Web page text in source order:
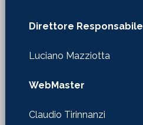
Direttore Responsabile
Luciano Mazziotta
WebMaster
Claudio Tirinnanzi